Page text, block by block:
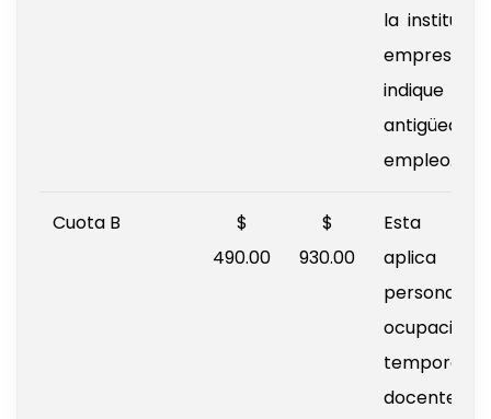
la
empresa
indique
antigüedad
empleo.
Cuota B
$
490.00
$
930.00
Esta
aplica
personas
ocupación
temporal,
docentes